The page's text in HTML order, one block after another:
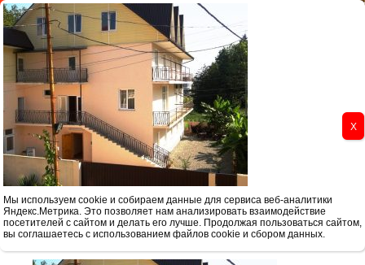
Реестровый номер туроператора РТО 025328 РТА 0019967 ПД 67-
Главная Туры в Смоленск Туры выходного дня из
Мы используем cookie и собираем данные для сервиса веб-аналитики
Яндекс.Метрика. Это позволяет нам анализировать взаимодействие
посетителей с сайтом и делать его лучше. Продолжая пользоваться сайтом,
вы соглашаетесь с использованием файлов cookie и сбором данных.